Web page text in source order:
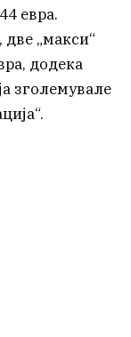
евра.
две „макси“
додека
зголемувале